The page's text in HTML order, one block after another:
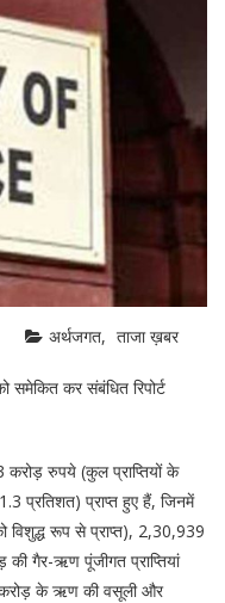
अर्थजगत ताजा ख़बर
कर संबंधित रिपोर्ट
रुपये (कुल प्राप्तियों के
प्रतिशत) प्राप्त हुए हैं, जिनमें
रूप से प्राप्त), 2,30,939
गैर-ऋण पूंजीगत प्राप्तियां
करोड़ के ऋण की वसूली और